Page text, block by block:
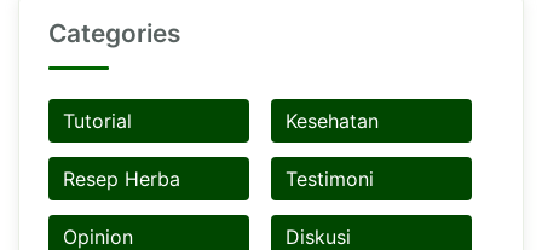
Categories
Tutorial Kesehatan
Resep Herba Testimoni
Opinion Diskusi